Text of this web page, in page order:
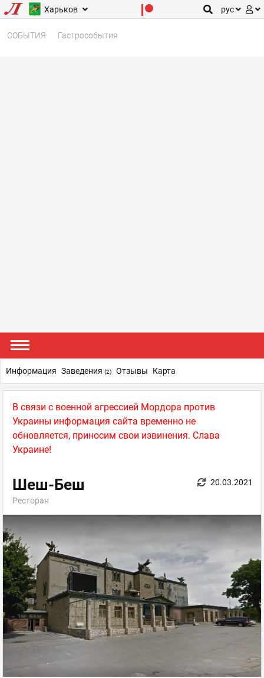
Харьков рус
СОБЫТИЯ Гастрособытия
В связи с военной агрессией Мордора против
Украины информация сайта временно не
обновляется, приносим свои извинения. Слава
Украине!
Шеш-Беш
Ресторан
20.03.2021
Информация Заведения (2) Отзывы Карта